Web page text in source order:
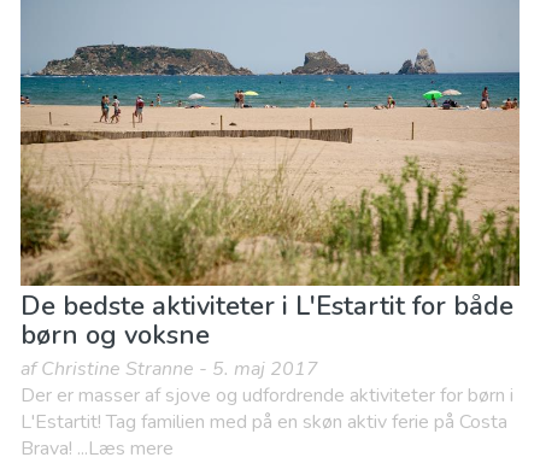
De bedste aktiviteter i L'Estartit for både
børn og voksne
af Christine Stranne - 5. maj 2017
Der er masser af sjove og udfordrende aktiviteter for børn i
L'Estartit! Tag familien med på en skøn aktiv ferie på Costa
Brava! ...Læs mere